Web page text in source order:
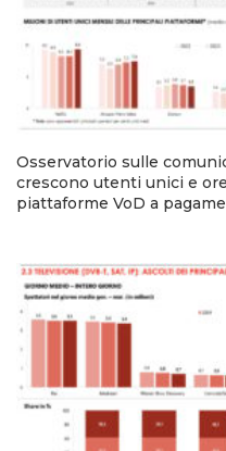
Osservatorio sulle
crescono utenti unici e
piattaforme VoD a